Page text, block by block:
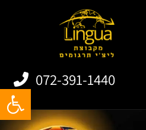
072-391-1440